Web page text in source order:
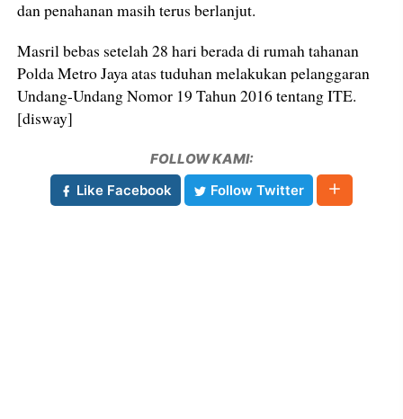
dan penahanan masih terus berlanjut.
Masril bebas setelah 28 hari berada di rumah tahanan
Polda Metro Jaya atas tuduhan melakukan pelanggaran
Undang-Undang Nomor 19 Tahun 2016 tentang ITE.
[disway]
FOLLOW KAMI:
Like Facebook
Follow Twitter